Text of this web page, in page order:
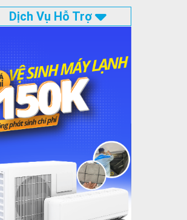
Dịch Vụ Hỗ Trợ